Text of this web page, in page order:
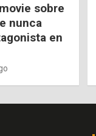
sobre
nunca
en